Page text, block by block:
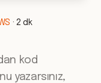
· 2 dk
kod
yazarsınız,